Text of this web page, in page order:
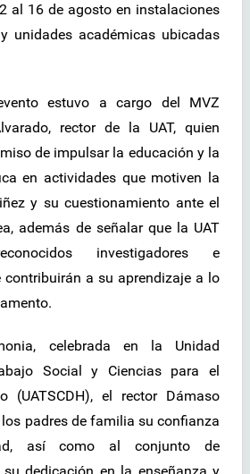
al 16 de agosto en instalaciones
unidades académicas ubicadas
estuvo a cargo del MVZ
rector de la UAT, quien
de impulsar la educación y la
en actividades que motiven la
y su cuestionamiento ante el
además de señalar que la UAT
investigadores e
contribuirán a su aprendizaje a lo
celebrada en la Unidad
Social y Ciencias para el
(UATSCDH), el rector Dámaso
padres de familia su confianza
así como al conjunto de